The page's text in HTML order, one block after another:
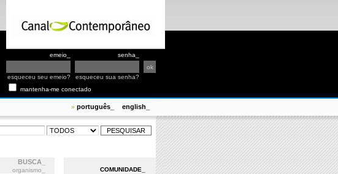
emeio_ senha_
esqueceu seu emeio?
esqueceu sua senha?
mantenha-me conectado
» português_ english_
BUSCA_
organismo_
COMUNIDADE_